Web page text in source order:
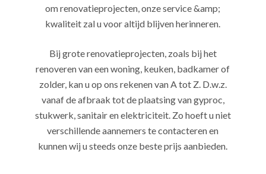
om renovatieprojecten, onze service &amp;
kwaliteit zal u voor altijd blijven herinneren.
Bij grote renovatieprojecten, zoals bij het
renoveren van een woning, keuken, badkamer of
zolder, kan u op ons rekenen van A tot Z. D.w.z.
vanaf de afbraak tot de plaatsing van gyproc,
stukwerk, sanitair en elektriciteit. Zo hoeft u niet
verschillende aannemers te contacteren en
kunnen wij u steeds onze beste prijs aanbieden.